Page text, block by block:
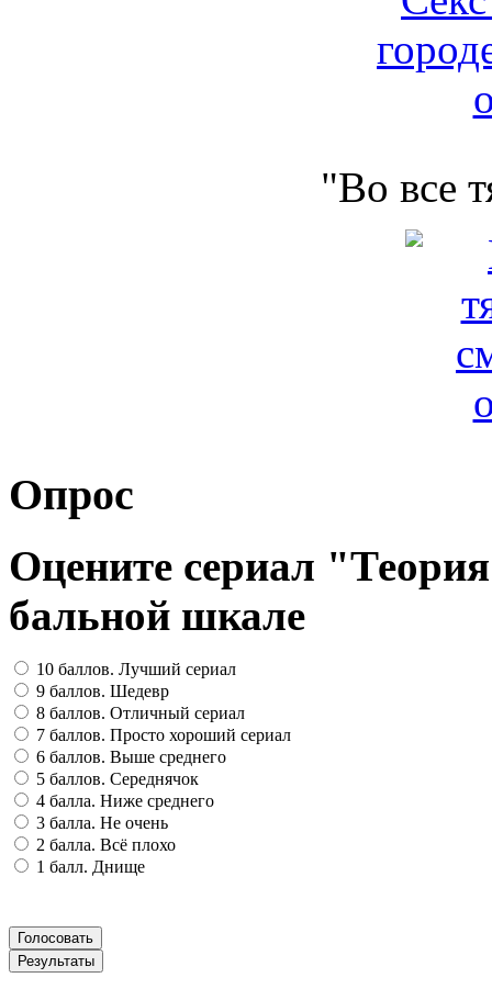
"Во все
Опрос
Оцените сериал
бальной шкале
10 баллов. Лучший сериал
9 баллов. Шедевр
8 баллов. Отличный сериал
7 баллов. Просто хороший сериал
6 баллов. Выше среднего
5 баллов. Середнячок
4 балла. Ниже среднего
3 балла. Не очень
2 балла. Всё плохо
1 балл. Днище